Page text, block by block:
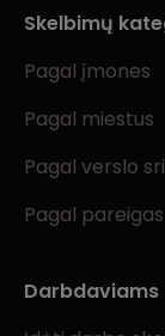
Skelbimų
Pagal įmones
Pagal miestus
Pagal verslo
Pagal pareigas
Darbdaviams